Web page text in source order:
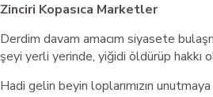
Zinciri Kopasıca Marketler
Derdim davam amacım siyasete
şeyi yerli yerinde, yiğidi öldürüp hakkı
Hadi gelin beyin loplarımızın